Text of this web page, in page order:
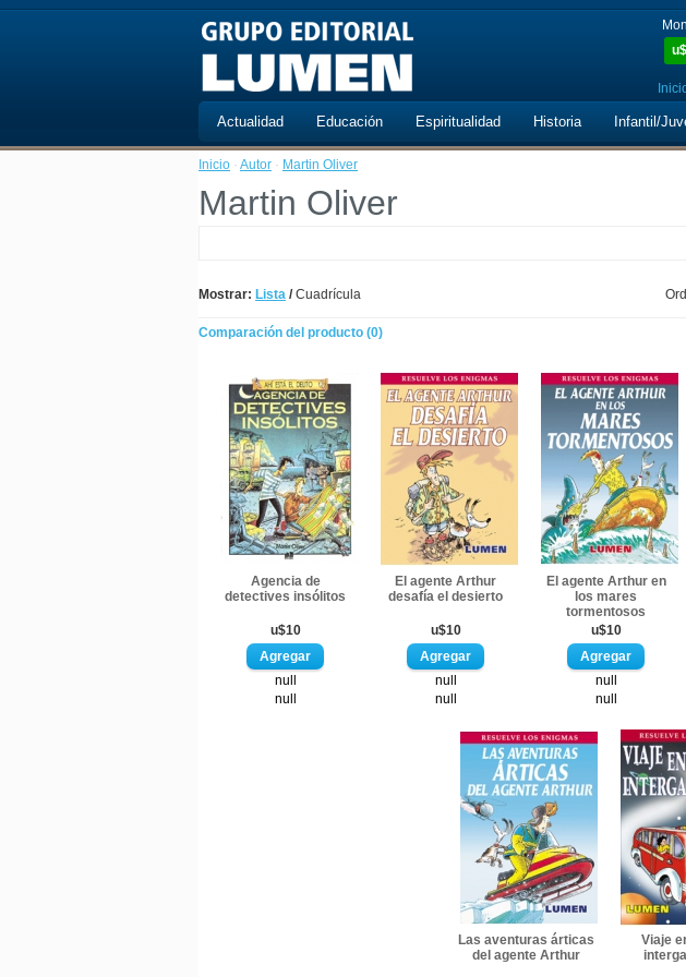
u$
Actualidad Educación Espiritualidad Historia Infantil/
Inicio · Autor · Martin Oliver
Martin Oliver
Mostrar: Lista /Cuadrícula
Comparación del producto (0)
Agencia de
detectives insólitos
u$10
null
null
El agente Arthur
desafía el desierto
u$10
null
null
El agente Arthur en
los mares
tormentosos
u$10
null
null
Las aventuras árticas
del agente Arthur
Viaje